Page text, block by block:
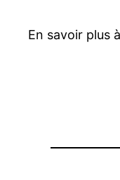
En savoir plus